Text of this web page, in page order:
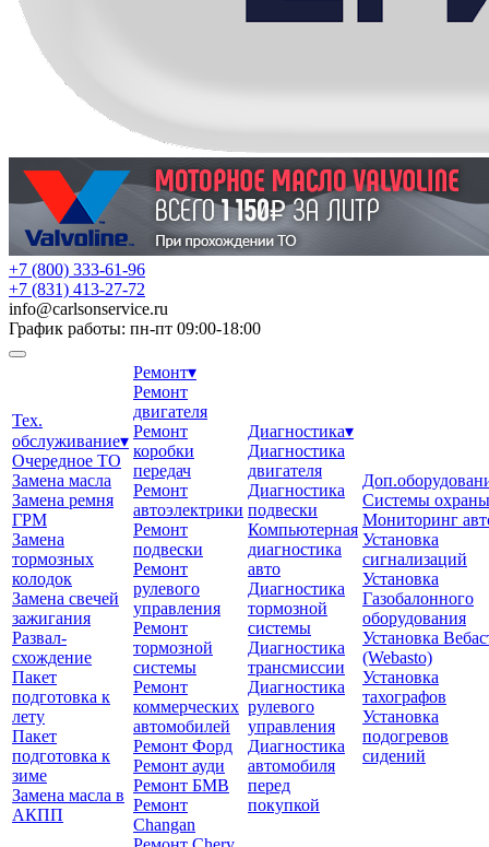
+7 (800) 333-61-96
+7 (831) 413-27-72
info@carlsonservice.ru
График работы: пн-пт 09:00-18:00
Тех.
обслуживание▾
Очередное ТО
Замена масла
Замена ремня
ГРМ
Замена
тормозных
колодок
Замена свечей
зажигания
Развал-
схождение
Пакет
подготовка к
лету
Пакет
подготовка к
зиме
Замена масла в
АКПП
Ремонт▾
Ремонт
двигателя
Ремонт
коробки
передач
Ремонт
автоэлектрики
Ремонт
подвески
Ремонт
рулевого
управления
Ремонт
тормозной
системы
Ремонт
коммерческих
автомобилей
Ремонт Форд
Ремонт ауди
Ремонт БМВ
Ремонт
Changan
Диагностика▾
Диагностика
двигателя
Диагностика
подвески
Компьютерная
диагностика
авто
Диагностика
тормозной
системы
Диагностика
трансмиссии
Диагностика
рулевого
управления
Диагностика
автомобиля
перед
покупкой
Системы охраны
Мониторинг
Установка
сигнализаций
Установка
Газобалонного
оборудования
Установка
(Webasto)
Установка
тахографов
Установка
подогревов
сидений